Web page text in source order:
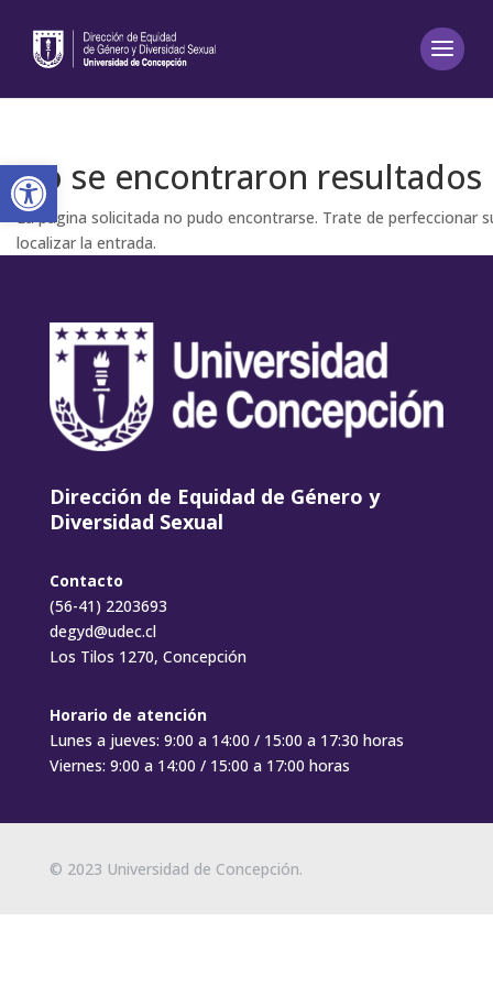
Abrir barra de herramientas
No se encontraron resultados
La página solicitada no pudo encontrarse. Trate de perfeccionar
localizar la entrada.
Dirección de Equidad de Género y
Diversidad Sexual
Contacto
(56-41) 2203693
degyd@udec.cl
Los Tilos 1270, Concepción
Horario de atención
Lunes a jueves: 9:00 a 14:00 / 15:00 a 17:30 horas
Viernes: 9:00 a 14:00 / 15:00 a 17:00 horas
© 2023 Universidad de Concepción.